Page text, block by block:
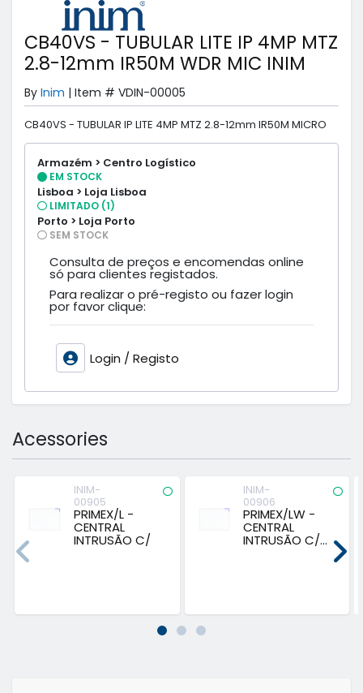
CB40VS - TUBULAR LITE IP 4MP MTZ
2.8-12mm IR50M WDR MIC INIM
By Inim | Item # VDIN-00005
CB40VS - TUBULAR IP LITE 4MP MTZ 2.8-12mm IR50M MICRO
Armazém > Centro Logístico
EM STOCK
Lisboa > Loja Lisboa
LIMITADO (1)
Porto > Loja Porto
SEM STOCK
Consulta de preços e encomendas online
só para clientes registados.
Para realizar o pré-registo ou fazer login
por favor clique:
Login / Registo
Acessories
INIM-
00905
PRIMEX/L -
CENTRAL
INTRUSÃO C/
INIM-
00906
PRIMEX/LW -
CENTRAL
INTRUSÃO C/...